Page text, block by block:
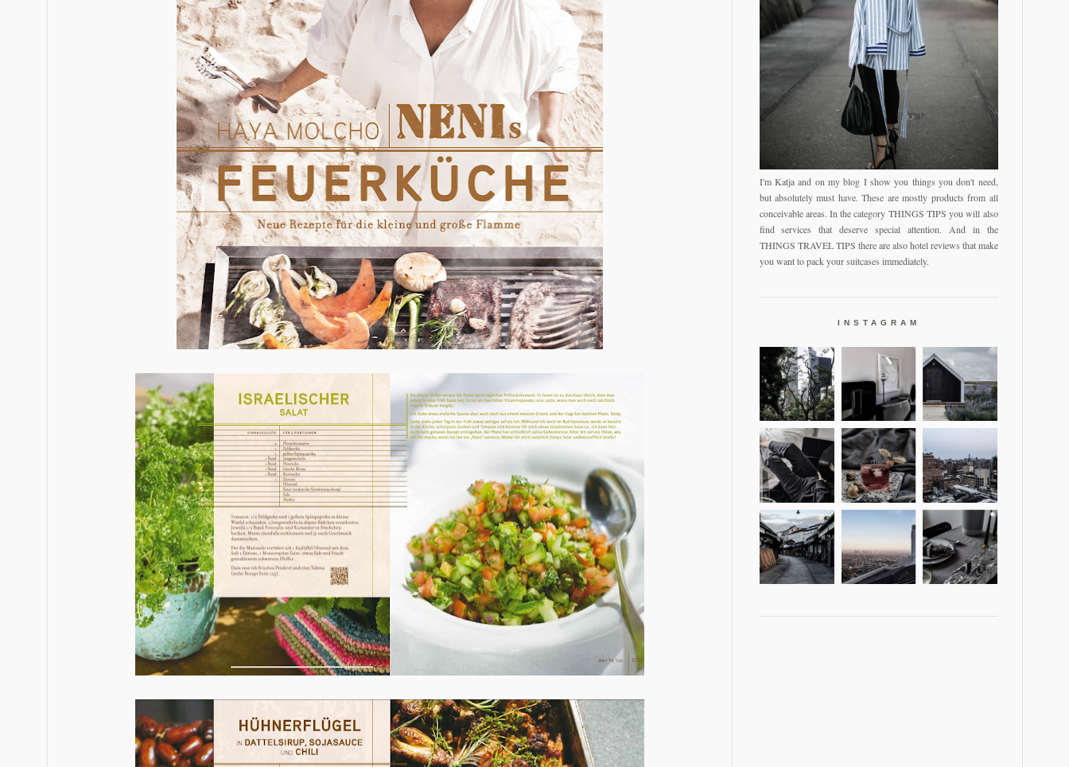
I'm Katja and on my blog I show you things you don't need,
but absolutely must have. These are mostly products from all
conceivable areas. In the category THINGS TIPS you will also
find services that deserve special attention. And in the
THINGS TRAVEL TIPS there are also hotel reviews that make
you want to pack your suitcases immediately.
INSTAGRAM